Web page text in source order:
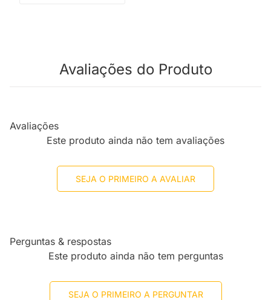
Avaliações do Produto
Avaliações
Este produto ainda não tem avaliações
SEJA O PRIMEIRO A AVALIAR
Perguntas & respostas
Este produto ainda não tem perguntas
SEJA O PRIMEIRO A PERGUNTAR